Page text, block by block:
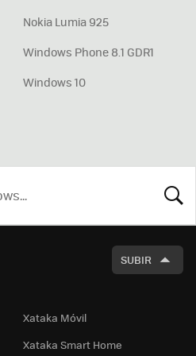
Nokia Lumia 925
Windows Phone 8.1 GDR1
Windows 10
SUBIR
Xataka Móvil
Xataka Smart Home